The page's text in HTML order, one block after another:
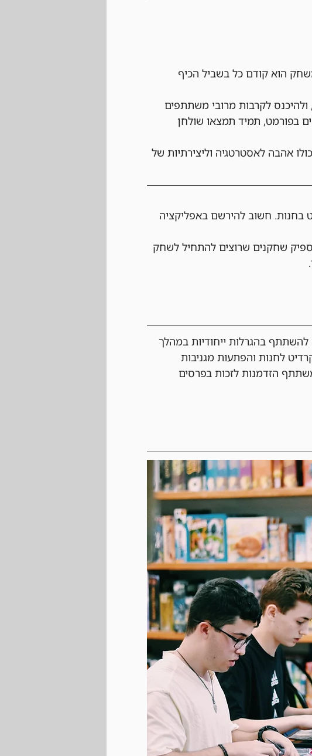
הוא קודם כל בשביל הכיף
לקרבות מרובי משתתפים
בפורמט, תמיד תמצאו שולחן
אהבה לאסטרטגיה וליצירתיות של
בחנות. חשוב להירשם באפליקציה
שחקנים שרוצים להתחיל לשחק
להשתתף בהגרלות ייחודיות במהלך
לחנות והפתעות מגניבות
הזדמנות לזכות בפרסים